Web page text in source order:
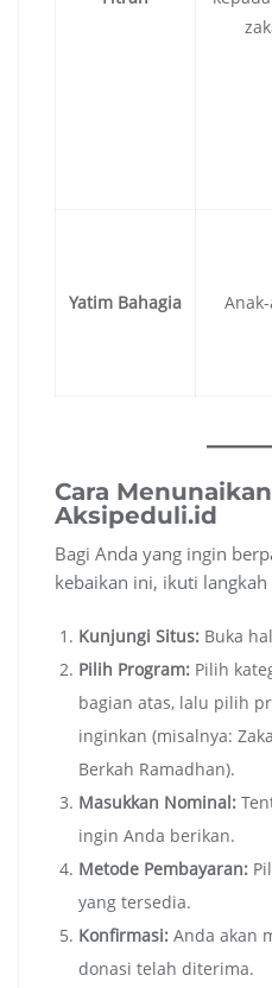
Yatim Bahagia
Cara
Aksipeduli.id
Bagi Anda yang ingin
kebaikan ini, ikuti
Kunjungi Situs: Buka
Pilih Program: Pilih
bagian atas, lalu pilih
inginkan (misalnya:
Berkah Ramadhan).
Masukkan Nominal:
ingin Anda berikan.
Metode Pembayaran:
yang tersedia.
Konfirmasi: Anda akan
donasi telah diterima.